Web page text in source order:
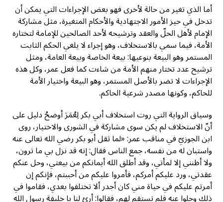
أما الذي تغير من حالة لأخرى فهو بعض الإجراءات التي يمكن أن
تدخل في حيز الأمور الاجتهادية والأحكام المتغيرة، مثل مشاركة
الإمام لأهل الحلّ والعقد وترشيحه لأحد الصالحين للإمامة لتختاره
الأمة، فيما سمي بالاستخلاف، وهو إجراء لا يلغي الحكم الثابت
المستمر وهو البيعة بنوعيها: بيعة الخاصة وبيعة العامة، ومثل
ترشيح عدد تختار منهم الأمة من شاءت كما فعل عمر، وكل هذه
الإجراءات لا تضر بالأصل المستمر، وهو البيعة واختيار الأمة
للحاكم، وكونها مصدر شرعية الحاكم.
وسياق الرواية التي روت استخلاف أبي بكر لِعُمَرَ أوضحُ دليل على
أنّ الاستخلاف لم يكن سوى مشاركة في الشورى والاختيار، روى
ابن الجوزيّ في مناقب عمر: «لما ثقل أبو بكر رضي الله تعالى عنه
واستبان له من نفسه، جمع الناس فقال: إنه قد نزل بي ما ترون،
ولا أظنني إلا لمأتي، وقد أطلق الله أيمانكم من بيعتي، وحل عنكم
عقدتي، ورد عليكم أمركم، فأمروا عليكم من أحببتم، فإنكم إن
أمرتم عليكم في حياة مني كان أجدر ألا تختلفوا بعدي، فقاموا في
ذلك وحلوا عنه فلم تستقم لهم، فقالوا: أرئ لنا يا خليفة رسول الله